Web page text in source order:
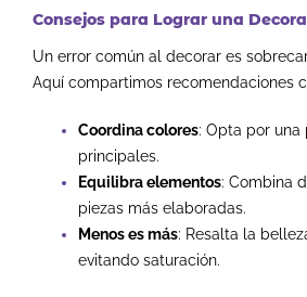
Consejos para Lograr una
Un error común al decorar es
Aquí compartimos recomendaciones
Coordina colores: Opta por una
principales.
Equilibra elementos: Combina
piezas más elaboradas.
Menos es más: Resalta la
evitando saturación.